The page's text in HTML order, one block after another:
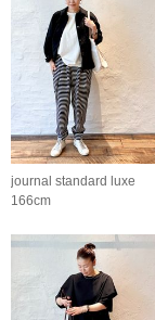
journal standard luxe
166cm